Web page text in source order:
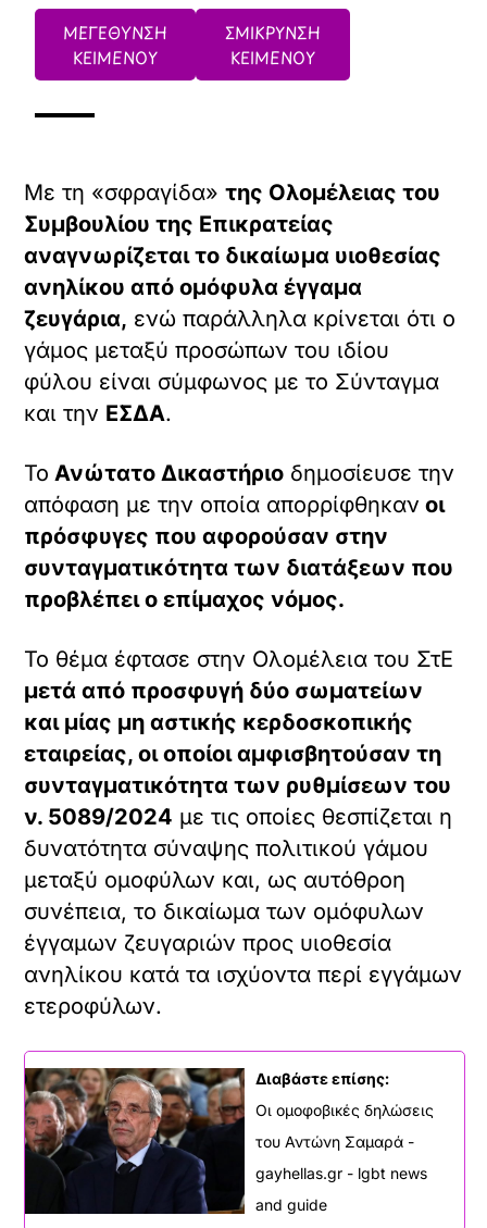
ΜΕΓΕΘΥΝΣΗ
ΚΕΙΜΕΝΟΥ
ΣΜΙΚΡΥΝΣΗ
ΚΕΙΜΕΝΟΥ
Με τη «σφραγίδα»της Ολομέλειας του
Συμβουλίου της Επικρατείας
αναγνωρίζεται το δικαίωμα υιοθεσίας
ανηλίκου από ομόφυλα έγγαμα
ζευγάρια, ενώ παράλληλα κρίνεται ότι ο
γάμος μεταξύ προσώπων του ιδίου
φύλου είναι σύμφωνος με το Σύνταγμα
και την ΕΣΔΑ.
Το Ανώτατο Δικαστήριο δημοσίευσε την
απόφαση με την οποία απορρίφθηκαν οι
πρόσφυγες που αφορούσαν στην
συνταγματικότητα των διατάξεων που
προβλέπει ο επίμαχος νόμος.
Το θέμα έφτασε στην Ολομέλεια του ΣτΕ
μετά από προσφυγή δύο σωματείων
και μίας μη αστικής κερδοσκοπικής
εταιρείας, οι οποίοι αμφισβητούσαν τη
συνταγματικότητα των ρυθμίσεων του
ν. 5089/2024 με τις οποίες θεσπίζεται η
δυνατότητα σύναψης πολιτικού γάμου
μεταξύ ομοφύλων και, ως αυτόθροη
συνέπεια, το δικαίωμα των ομόφυλων
έγγαμων ζευγαριών προς υιοθεσία
ανηλίκου κατά τα ισχύοντα περί εγγάμων
ετεροφύλων.
Διαβάστε επίσης:
Οι ομοφοβικές δηλώσεις
του Αντώνη Σαμαρά -
gayhellas.gr - lgbt news
and guide